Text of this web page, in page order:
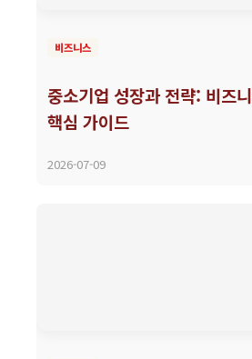
비즈니스
중소기업 성장과 전략: 비즈
핵심 가이드
2026-07-09